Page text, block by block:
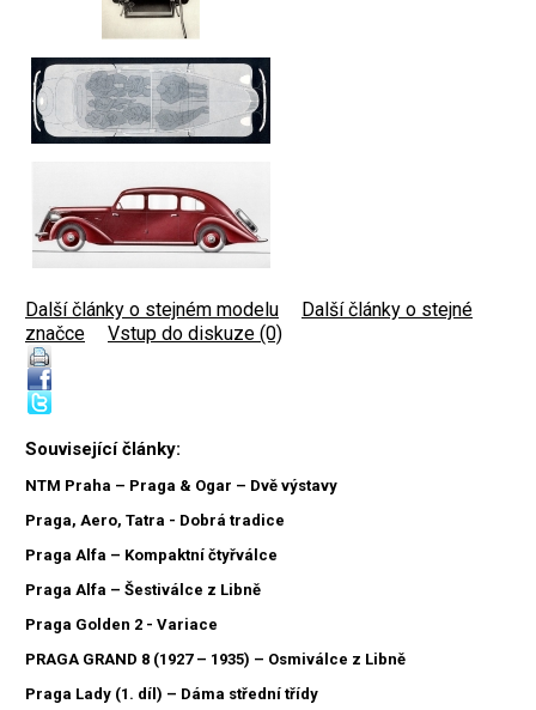
Další články o stejném modelu
Další články o stejné
značce
Vstup do diskuze (0)
Související články:
NTM Praha – Praga & Ogar – Dvě výstavy
Praga, Aero, Tatra - Dobrá tradice
Praga Alfa – Kompaktní čtyřválce
Praga Alfa – Šestiválce z Libně
Praga Golden 2 - Variace
PRAGA GRAND 8 (1927 – 1935) – Osmiválce z Libně
Praga Lady (1. díl) – Dáma střední třídy